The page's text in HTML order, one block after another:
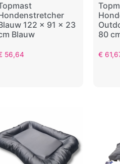
122 x 91 x 23
Blauw
56,64
80
€